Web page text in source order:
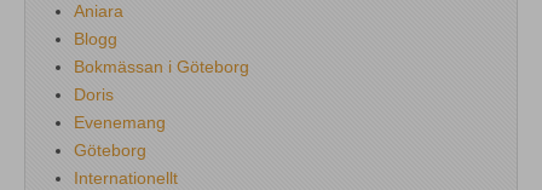
Aniara
Blogg
Bokmässan i Göteborg
Doris
Evenemang
Göteborg
Internationellt